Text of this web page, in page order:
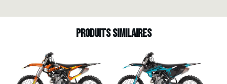
Produits similaires